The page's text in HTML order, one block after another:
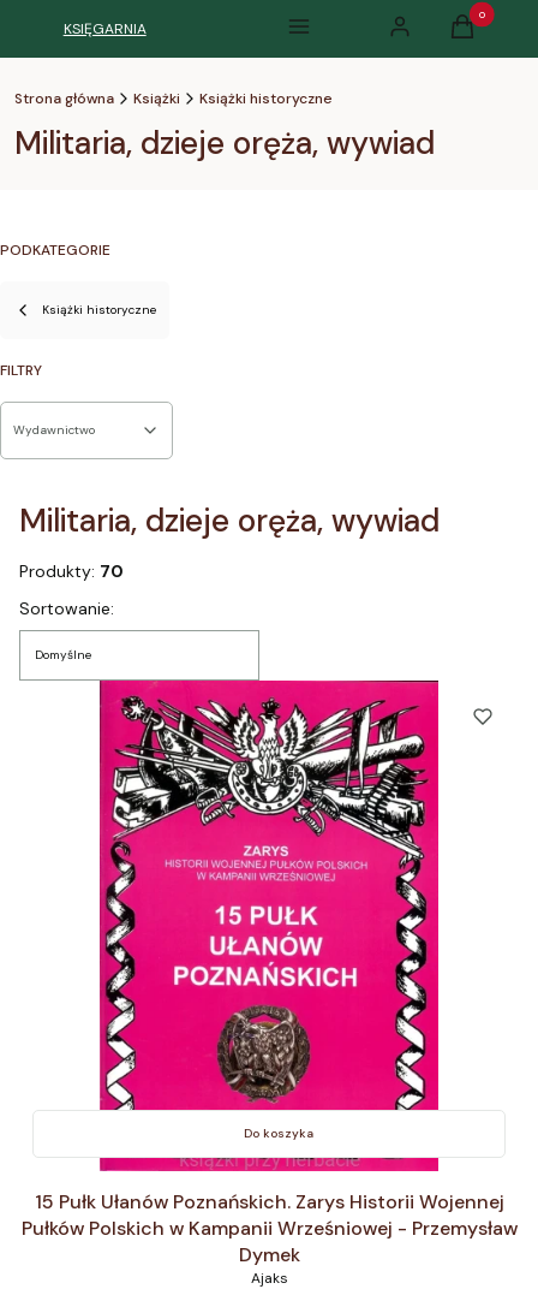
KSIĘGARNIA Menu Zaloguj się Produkty w
Koszyk
Strona główna Książki Książki historyczne
Militaria, dzieje oręża, wywiad
PODKATEGORIE
Książki historyczne
FILTRY
Wydawnictwo
Militaria, dzieje oręża, wywiad
Produkty: 70
Lista produktów
Sortowanie:
Domyślne
Do koszyka
15 Pułk Ułanów Poznańskich. Zarys Historii Wojennej
Pułków Polskich w Kampanii Wrześniowej - Przemysław
Dymek
Ajaks